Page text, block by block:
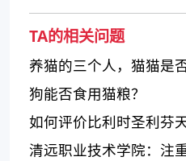
TA的相关问题
养猫的三个人，猫猫是
狗能否食用猫粮？
如何评价比利时圣利芬
清远职业技术学院：注